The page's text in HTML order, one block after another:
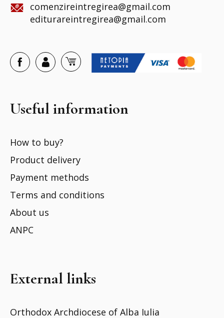
comenzireintregirea@gmail.com
editurareintregirea@gmail.com
Useful information
How to buy?
Product delivery
Payment methods
Terms and conditions
About us
ANPC
External links
Orthodox Archdiocese of Alba Iulia